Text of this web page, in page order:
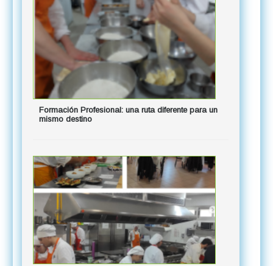
Formación Profesional: una ruta diferente para un
mismo destino